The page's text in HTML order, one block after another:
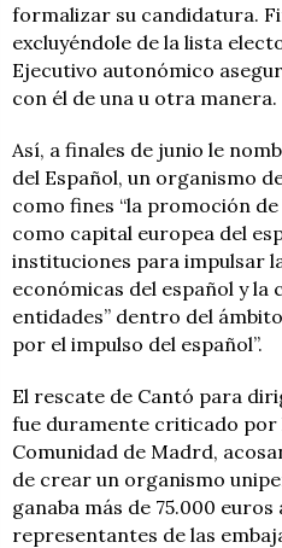
formalizar su candidatura.
excluyéndole de la lista
Ejecutivo autonómico
con él de una u otra manera.
Así, a finales de junio le
del Español, un organismo
como fines “la promoción
como capital europea del
instituciones para impulsar
económicas del español y la
entidades” dentro del
por el impulso del español”.
El rescate de Cantó para
fue duramente criticado por
Comunidad de Madrd,
de crear un organismo
ganaba más de 75.000
representantes de las